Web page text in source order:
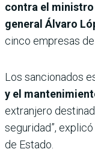
contra el ministro
general Álvaro
cinco empresas
Los sancionados
y el
extranjero
seguridad”,
de Estado.